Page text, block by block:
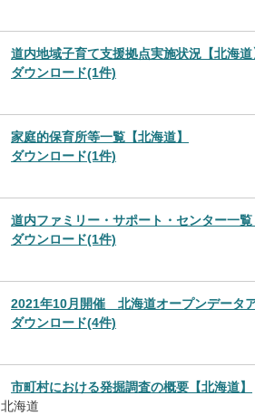
道内地域子育て支援拠点実施状況【北海道
ダウンロード(1件)
家庭的保育所等一覧【北海道】
ダウンロード(1件)
道内ファミリー・サポート・センター一
ダウンロード(1件)
2021年10月開催 北海道オープンデータ
ダウンロード(4件)
市町村における発掘調査の概要【北海道】
北海道